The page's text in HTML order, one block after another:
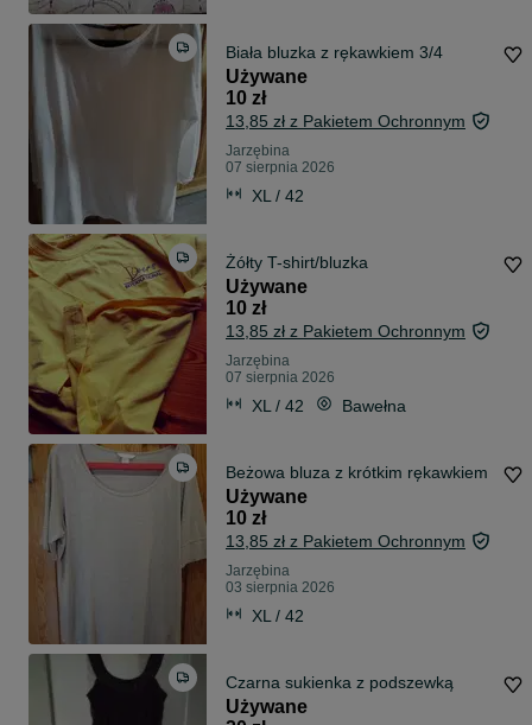
Biała bluzka z rękawkiem 3/4
Używane
10 zł
13,85 zł z Pakietem Ochronnym
Jarzębina
07 sierpnia 2026
XL / 42
Żółty T-shirt/bluzka
Używane
10 zł
13,85 zł z Pakietem Ochronnym
Jarzębina
07 sierpnia 2026
XL / 42 Bawełna
Beżowa bluza z krótkim rękawkiem
Używane
10 zł
13,85 zł z Pakietem Ochronnym
Jarzębina
03 sierpnia 2026
XL / 42
Czarna sukienka z podszewką
Używane